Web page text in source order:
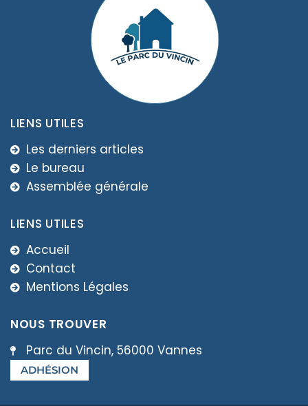
LIENS UTILES
Les derniers articles
Le bureau
Assemblée générale
LIENS UTILES
Accueil
Contact
Mentions Légales
NOUS TROUVER
Parc du Vincin, 56000 Vannes
ADHÉSION